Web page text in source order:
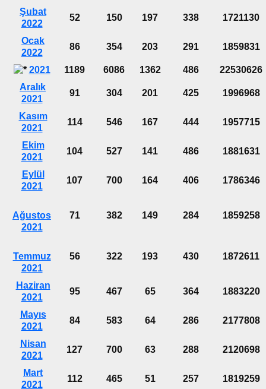
Şubat
2022
52 150 197 338 1721130
Ocak
2022
86 354 203 291 1859831
2021 1189 6086 1362 486
22530626
Aralık
2021
91 304 201 425 1996968
Kasım
2021
114 546 167 444 1957715
Ekim
2021
104 527 141 486 1881631
Eylül
2021
107 700 164 406 1786346
Ağustos
2021
71 382 149 284 1859258
Temmuz
2021
56 322 193 430 1872611
Haziran
2021
95 467 65 364 1883220
Mayıs
2021
84 583 64 286 2177808
Nisan
2021
127 700 63 288 2120698
Mart
2021
112 465 51 257 1819259